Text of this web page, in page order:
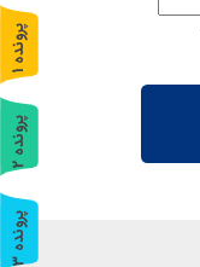
پ
ر
و
ن
د
ه
1
پ
ر
و
ن
د
ه
2
پ
ر
و
ن
د
ه
3